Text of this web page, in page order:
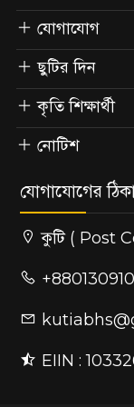
যোগাযোগ
ছুটির দিন
কৃতি শিক্ষার্থী
নোটিশ
যোগাযোগের
কুটি ( Post
EIIN :